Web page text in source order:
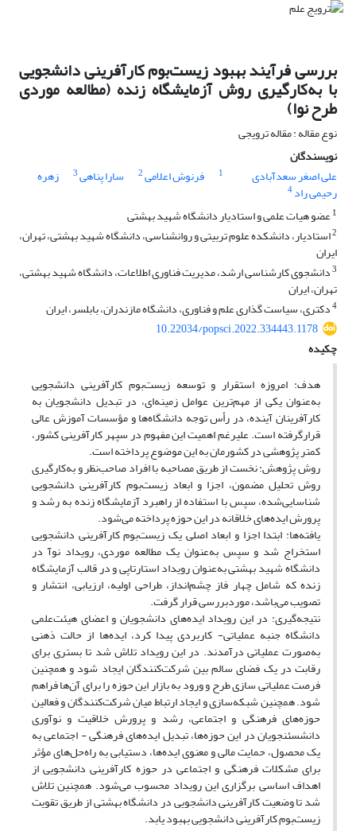
بررسی فرآیند بهبود زیست‌بوم کارآفرینی دانشجویی
با به‌کارگیری روش آزمایشگاه زنده (مطالعه موردی
طرح نوا)
نوع مقاله : مقاله ترویجی
نویسندگان
علی اصغر سعدآبادی
1 فرنوش اعلامی2 سارا پناهی3 زهره
رحیمی راد4
1عضو هیات علمی و استادیار دانشگاه شهید بهشتی
2استادیار، دانشکده علوم تربیتی و روانشناسی، دانشگاه شهید بهشتی، تهران،
ایران
3دانشجوی کارشناسی ارشد، مدیریت فناوری اطلاعات، دانشگاه شهید بهشتی،
تهران، ایران
4دکتری، سیاست گذاری علم و فناوری، دانشگاه مازندران، بابلسر، ایران
10.22034/popsci.2022.334443.1178
چکیده
هدف: امروزه استقرار و توسعه زیست‌بوم کارآفرینی دانشجویی
به‌عنوان یکی از مهم‌ترین عوامل زمینه‌ای، در تبدیل دانشجویان به
کارآفرینان آینده، در رأس توجه دانشگاه‌ها و مؤسسات آموزش عالی
قرارگرفته است. علیرغم اهمیت این مفهوم در سپهر کارآفرینی کشور،
کمتر پژوهشی در کشورمان به این موضوع پرداخته است.
روش پژوهش: نخست از طریق مصاحبه با افراد صاحب‌نظر و به‌کارگیری
روش تحلیل مضمون، اجزا و ابعاد زیست‌بوم کارآفرینی دانشجویی
شناسایی‌شده، سپس با استفاده از راهبرد آزمایشگاه زنده به رشد و
پرورش ایده‌های خلاقانه در این حوزه پرداخته می‌شود.
یافته‌ها: ابتدا اجزا و ابعاد اصلی یک زیست‌بوم کارآفرینی دانشجویی
استخراج شد و سپس به‌عنوان یک مطالعه موردی، رویداد نوآ در
دانشگاه شهید بهشتی به‌عنوان رویداد استارتاپی و در قالب آزمایشگاه
زنده که شامل چهار فاز چشم‌انداز، طراحی اولیه، ارزیابی، انتشار و
تصویب می‌باشد، موردبررسی قرار گرفت.
نتیجه‌گیری: در این رویداد ایده‌های دانشجویان و اعضای هیئت‌علمی
دانشگاه جنبه عملیاتی- کاربردی پیدا کرد، ایده‌ها از حالت ذهنی
به‌صورت عملیاتی درآمدند. در این رویداد تلاش شد تا بستری برای
رقابت در یک فضای سالم بین شرکت‌کنندگان ایجاد شود و همچنین
فرصت عملیاتی سازی طرح و ورود به بازار این حوزه را برای آن‌ها فراهم
شود. همچنین شبکه‌سازی و ایجاد ارتباط میان شرکت‌کنندگان و فعالین
حوزه‌های فرهنگی و اجتماعی، رشد و پرورش خلاقیت و نوآوری
دانشسئنجویان در این حوزه‌ها، تبدیل ایده‌‌های فرهنگی - اجتماعی به
یک محصول، حمایت مالی و معنوی ایده‌ها، دستیابی به راه‌حل‌های مؤثر
برای مشکلات فرهنگی و اجتماعی در حوزه کارآفرینی دانشجویی از
اهداف اساسی برگزاری این رویداد محسوب می‌شود. همچنین تلاش
شد تا وضعیت کارآفرینی دانشجویی در دانشگاه بهشتی از طریق تقویت
زیست‌بوم کارآفرینی دانشجویی بهبود یابد.